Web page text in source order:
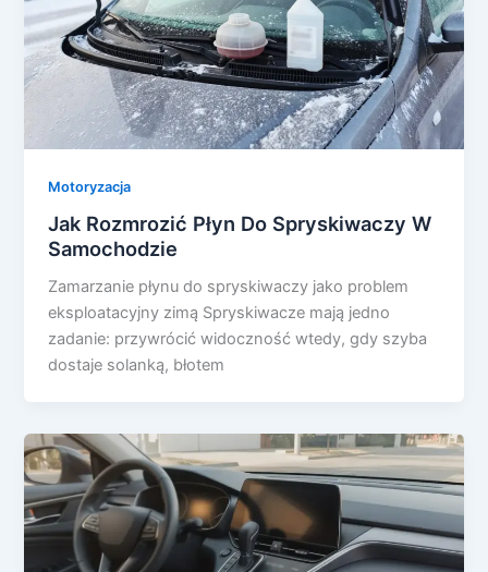
Motoryzacja
Jak Rozmrozić Płyn Do Spryskiwaczy W
Samochodzie
Zamarzanie płynu do spryskiwaczy jako problem
eksploatacyjny zimą Spryskiwacze mają jedno
zadanie: przywrócić widoczność wtedy, gdy szyba
dostaje solanką, błotem